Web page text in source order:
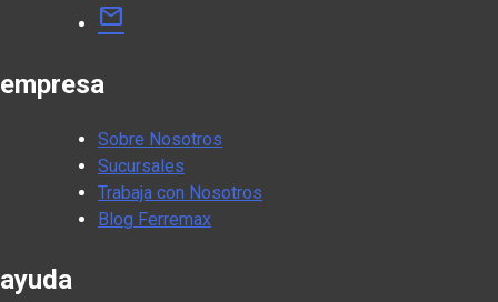
mail
empresa
Sobre Nosotros
Sucursales
Trabaja con Nosotros
Blog Ferremax
ayuda